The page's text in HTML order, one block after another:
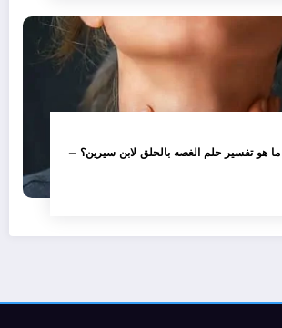
هو تفسير حلم الغصه بالحلق لابن سيرين؟ –